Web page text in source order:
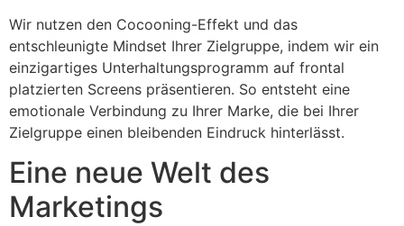
Wir nutzen den Cocooning-Effekt und das
entschleunigte Mindset Ihrer Zielgruppe, indem wir ein
einzigartiges Unterhaltungsprogramm auf frontal
platzierten Screens präsentieren. So entsteht eine
emotionale Verbindung zu Ihrer Marke, die bei Ihrer
Zielgruppe einen bleibenden Eindruck hinterlässt.
Eine neue Welt des
Marketings